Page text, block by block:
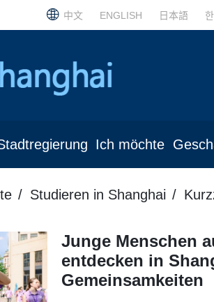
中文 ENGLISH 日本語
Ich möchte
Studieren in Shanghai
Junge Menschen
entdecken in
Gemeinsamkeiten